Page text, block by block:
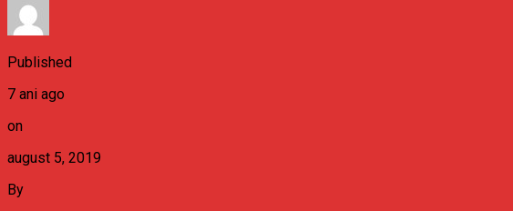
Published
7 ani ago
on
august 5, 2019
By